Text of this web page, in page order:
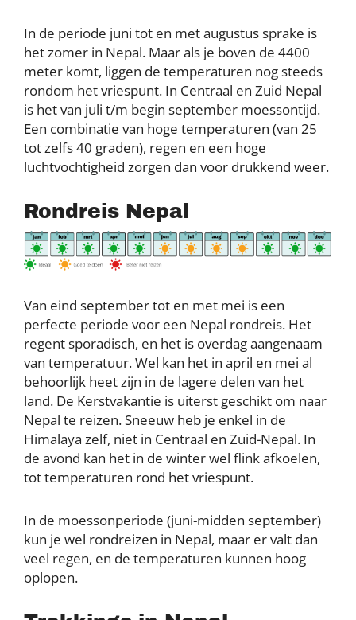
In de periode juni tot en met augustus sprake is
het zomer in Nepal. Maar als je boven de 4400
meter komt, liggen de temperaturen nog steeds
rondom het vriespunt. In Centraal en Zuid Nepal
is het van juli t/m begin september moessontijd.
Een combinatie van hoge temperaturen (van 25
tot zelfs 40 graden), regen en een hoge
luchtvochtigheid zorgen dan voor drukkend weer.
Rondreis Nepal
Van eind september tot en met mei is een
perfecte periode voor een Nepal rondreis. Het
regent sporadisch, en het is overdag aangenaam
van temperatuur. Wel kan het in april en mei al
behoorlijk heet zijn in de lagere delen van het
land. De Kerstvakantie is uiterst geschikt om naar
Nepal te reizen. Sneeuw heb je enkel in de
Himalaya zelf, niet in Centraal en Zuid-Nepal. In
de avond kan het in de winter wel flink afkoelen,
tot temperaturen rond het vriespunt.
In de moessonperiode (juni-midden september)
kun je wel rondreizen in Nepal, maar er valt dan
veel regen, en de temperaturen kunnen hoog
oplopen.